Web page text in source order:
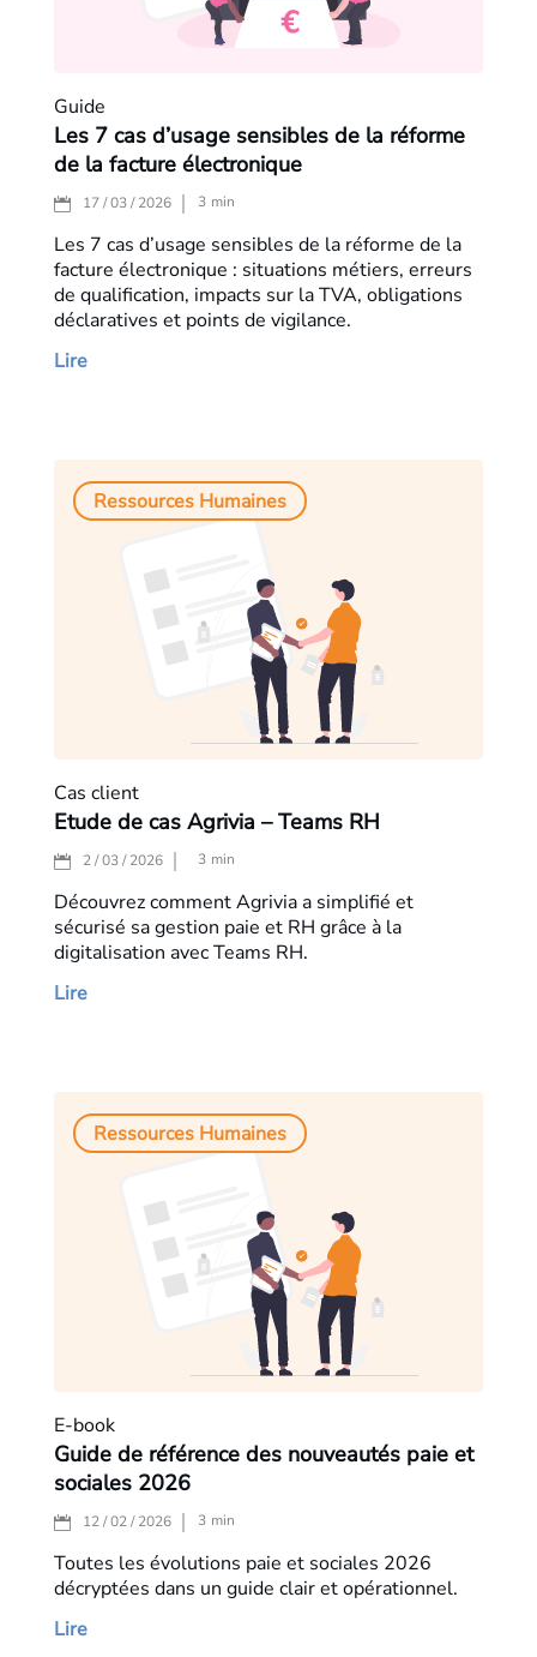
Guide
Les 7 cas d’usage sensibles de la réforme
de la facture électronique
17 / 03 / 2026 3 min
Les 7 cas d’usage sensibles de la réforme de la
facture électronique : situations métiers, erreurs
de qualification, impacts sur la TVA, obligations
déclaratives et points de vigilance.
Lire
Ressources Humaines
Cas client
Etude de cas Agrivia – Teams RH
2 / 03 / 2026 3 min
Découvrez comment Agrivia a simplifié et
sécurisé sa gestion paie et RH grâce à la
digitalisation avec Teams RH.
Lire
Ressources Humaines
E-book
Guide de référence des nouveautés paie et
sociales 2026
12 / 02 / 2026 3 min
Toutes les évolutions paie et sociales 2026
décryptées dans un guide clair et opérationnel.
Lire